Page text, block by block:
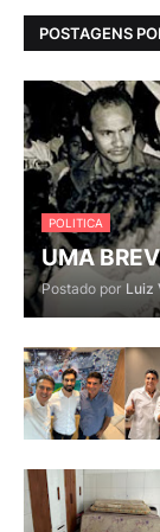
POSTAGENS
POLITICA
UMA
Postado por Luiz